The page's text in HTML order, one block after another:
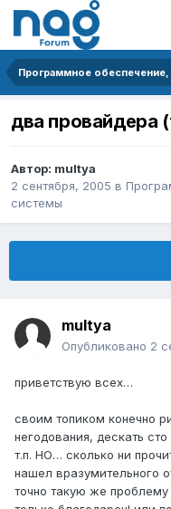
Программное
два провайдера
Автор: multya
2 сентября, 2005 в
системы
multya
Опубликовано 2
приветствую всех…
своим топиком конечно
негодования, дескать
т.п. НО… сколько ни
нашел вразумительного
точно такую же